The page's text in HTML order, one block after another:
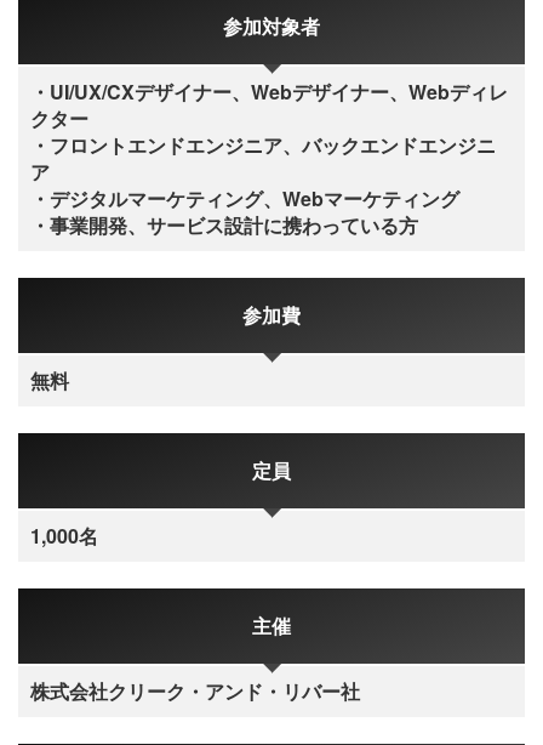
参加対象者
・UI/UX/CXデザイナー、Webデザイナー、Webディレ
クター
・フロントエンドエンジニア、バックエンドエンジニ
ア
・デジタルマーケティング、Webマーケティング
・事業開発、サービス設計に携わっている方
参加費
無料
定員
1,000名
主催
株式会社クリーク・アンド・リバー社